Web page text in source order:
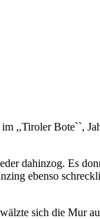
,,Tiroler Bote``,
dahinzog. Es
ebenso
sich die Mur